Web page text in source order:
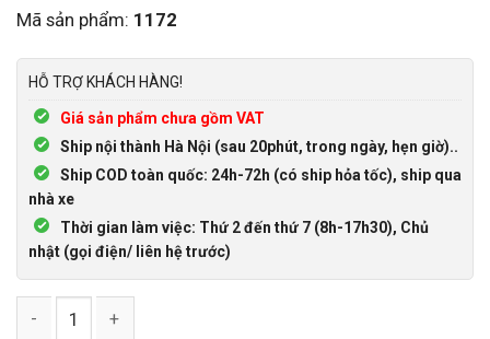
Mã sản phẩm: 1172
HỖ TRỢ KHÁCH HÀNG!
Giá sản phẩm chưa gồm VAT
Ship nội thành Hà Nội (sau 20phút, trong ngày, hẹn giờ)..
Ship COD toàn quốc: 24h-72h (có ship hỏa tốc), ship qua
nhà xe
Thời gian làm việc: Thứ 2 đến thứ 7 (8h-17h30), Chủ
nhật (gọi điện/ liên hệ trước)